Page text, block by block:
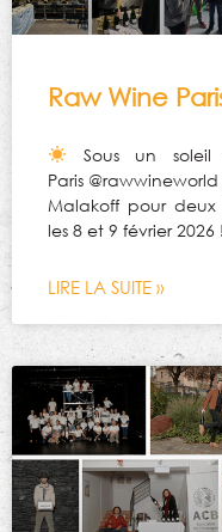
Raw Wine
Sous un soleil
Paris
Malakoff pour deux
les 8 et 9 février 2026 !
LIRE LA SUITE »